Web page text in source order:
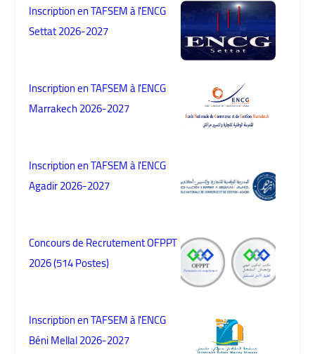
Inscription en TAFSEM à l'ENCG
Settat 2026-2027
Inscription en TAFSEM à l'ENCG
Marrakech 2026-2027
Inscription en TAFSEM à l'ENCG
Agadir 2026-2027
Concours de Recrutement OFPPT
2026 (514 Postes)
Inscription en TAFSEM à l'ENCG
Béni Mellal 2026-2027